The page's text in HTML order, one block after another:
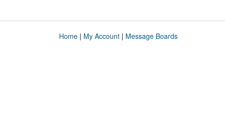
Home| My Account| Message Boards